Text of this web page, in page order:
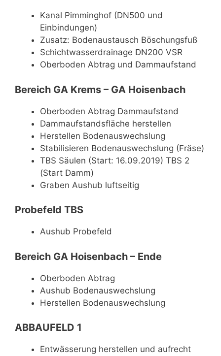
Kanal Pimminghof (DN500 und
Einbindungen)
Zusatz: Bodenaustausch Böschungsfuß
Schichtwasserdrainage DN200 VSR
Oberboden Abtrag und Dammaufstand
Bereich GA Krems – GA Hoisenbach
Oberboden Abtrag Dammaufstand
Dammaufstandsfläche herstellen
Herstellen Bodenauswechslung
Stabilisieren Bodenauswechslung (Fräse)
TBS Säulen (Start: 16.09.2019) TBS 2
(Start Damm)
Graben Aushub luftseitig
Probefeld TBS
Aushub Probefeld
Bereich GA Hoisenbach – Ende
Oberboden Abtrag
Aushub Bodenauswechslung
Herstellen Bodenauswechslung
ABBAUFELD 1
Entwässerung herstellen und aufrecht